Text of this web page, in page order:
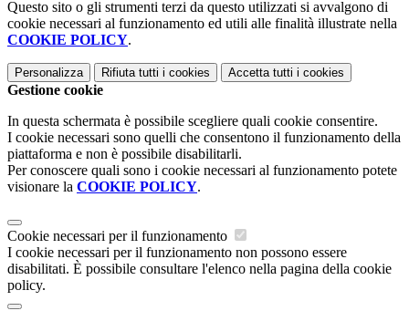
Questo sito o gli strumenti terzi da questo utilizzati si avvalgono di
cookie necessari al funzionamento ed utili alle finalità illustrate nella
COOKIE POLICY.
Personalizza Rifiuta tutti i cookies Accetta tutti i cookies
Gestione cookie
In questa schermata è possibile scegliere quali cookie consentire.
I cookie necessari sono quelli che consentono il funzionamento della
piattaforma e non è possibile disabilitarli.
Per conoscere quali sono i cookie necessari al funzionamento potete
visionare la COOKIE POLICY.
Cookie necessari per il funzionamento
I cookie necessari per il funzionamento non possono essere
disabilitati. È possibile consultare l'elenco nella pagina della cookie
policy.